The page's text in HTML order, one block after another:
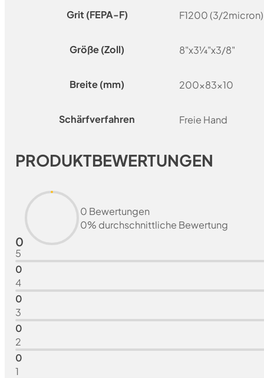
Grit (FEPA-F) F1200 (3/
Größe (Zoll) 8"x3¼"x3/8"
Breite (mm) 200x83x10
Schärfverfahren Freie Hand
PRODUKTBEWERTUNGEN
0
0 Bewertungen
0% durchschnittliche Bewertung
5
0
4
0
3
0
2
0
1